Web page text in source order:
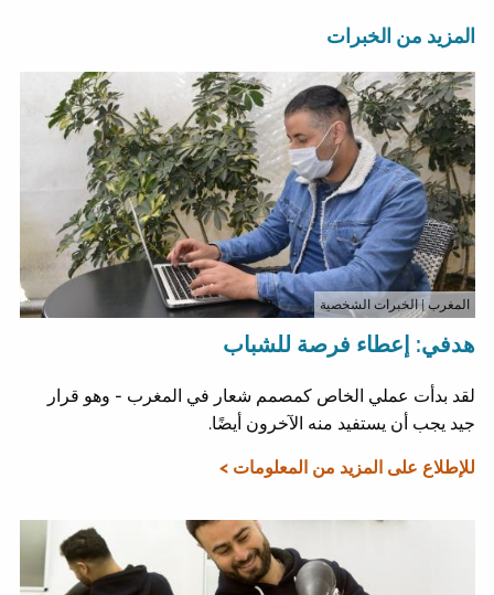
المزيد من الخبرات
المغرب| الخبرات الشخصية
هدفي: إعطاء فرصة للشباب
لقد بدأت عملي الخاص كمصمم شعار في المغرب - وهو قرار
جيد يجب أن يستفيد منه الآخرون أيضًا.
للإطلاع على المزيد من المعلومات >